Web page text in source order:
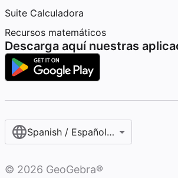
Suite Calculadora
Recursos matemáticos
Descarga aquí nuestras
Spanish / Español (internacional)
© 2026 GeoGebra®